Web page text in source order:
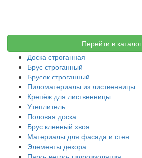
Перейти в каталог
Доска строганная
Брус строганный
Брусок строганный
Пиломатериалы из лиственницы
Крепёж для лиственницы
Утеплитель
Половая доска
Брус клееный хвоя
Материалы для фасада и стен
Элементы декора
Паро- ветро- гидроизоляция